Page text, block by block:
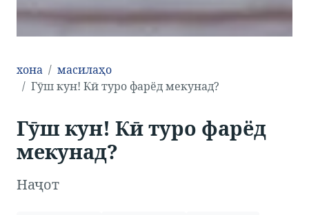
хона
масилаҳо
Гӯш кун! Кӣ туро фарёд мекунад?
Гӯш кун! Кӣ туро фарёд
мекунад?
Наҷот